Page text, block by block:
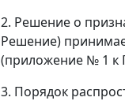
2. Решение о
Решение)
(приложение № 1 к
3. Порядок